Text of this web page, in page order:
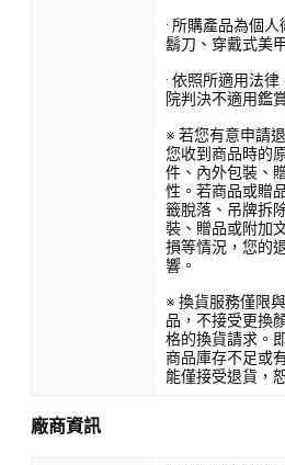
· 所購產品為個
鬍刀、穿戴式美
· 依照所適用法
院判決不適用鑑
※ 若您有意申請
您收到商品時的
件、內外包裝、
性。若商品或贈
籤脫落、吊牌拆
裝、贈品或附加
損等情況，您的
響。
※ 換貨服務僅限
品，不接受更換
格的換貨請求。
商品庫存不足或
能僅接受退貨，
廠商資訊